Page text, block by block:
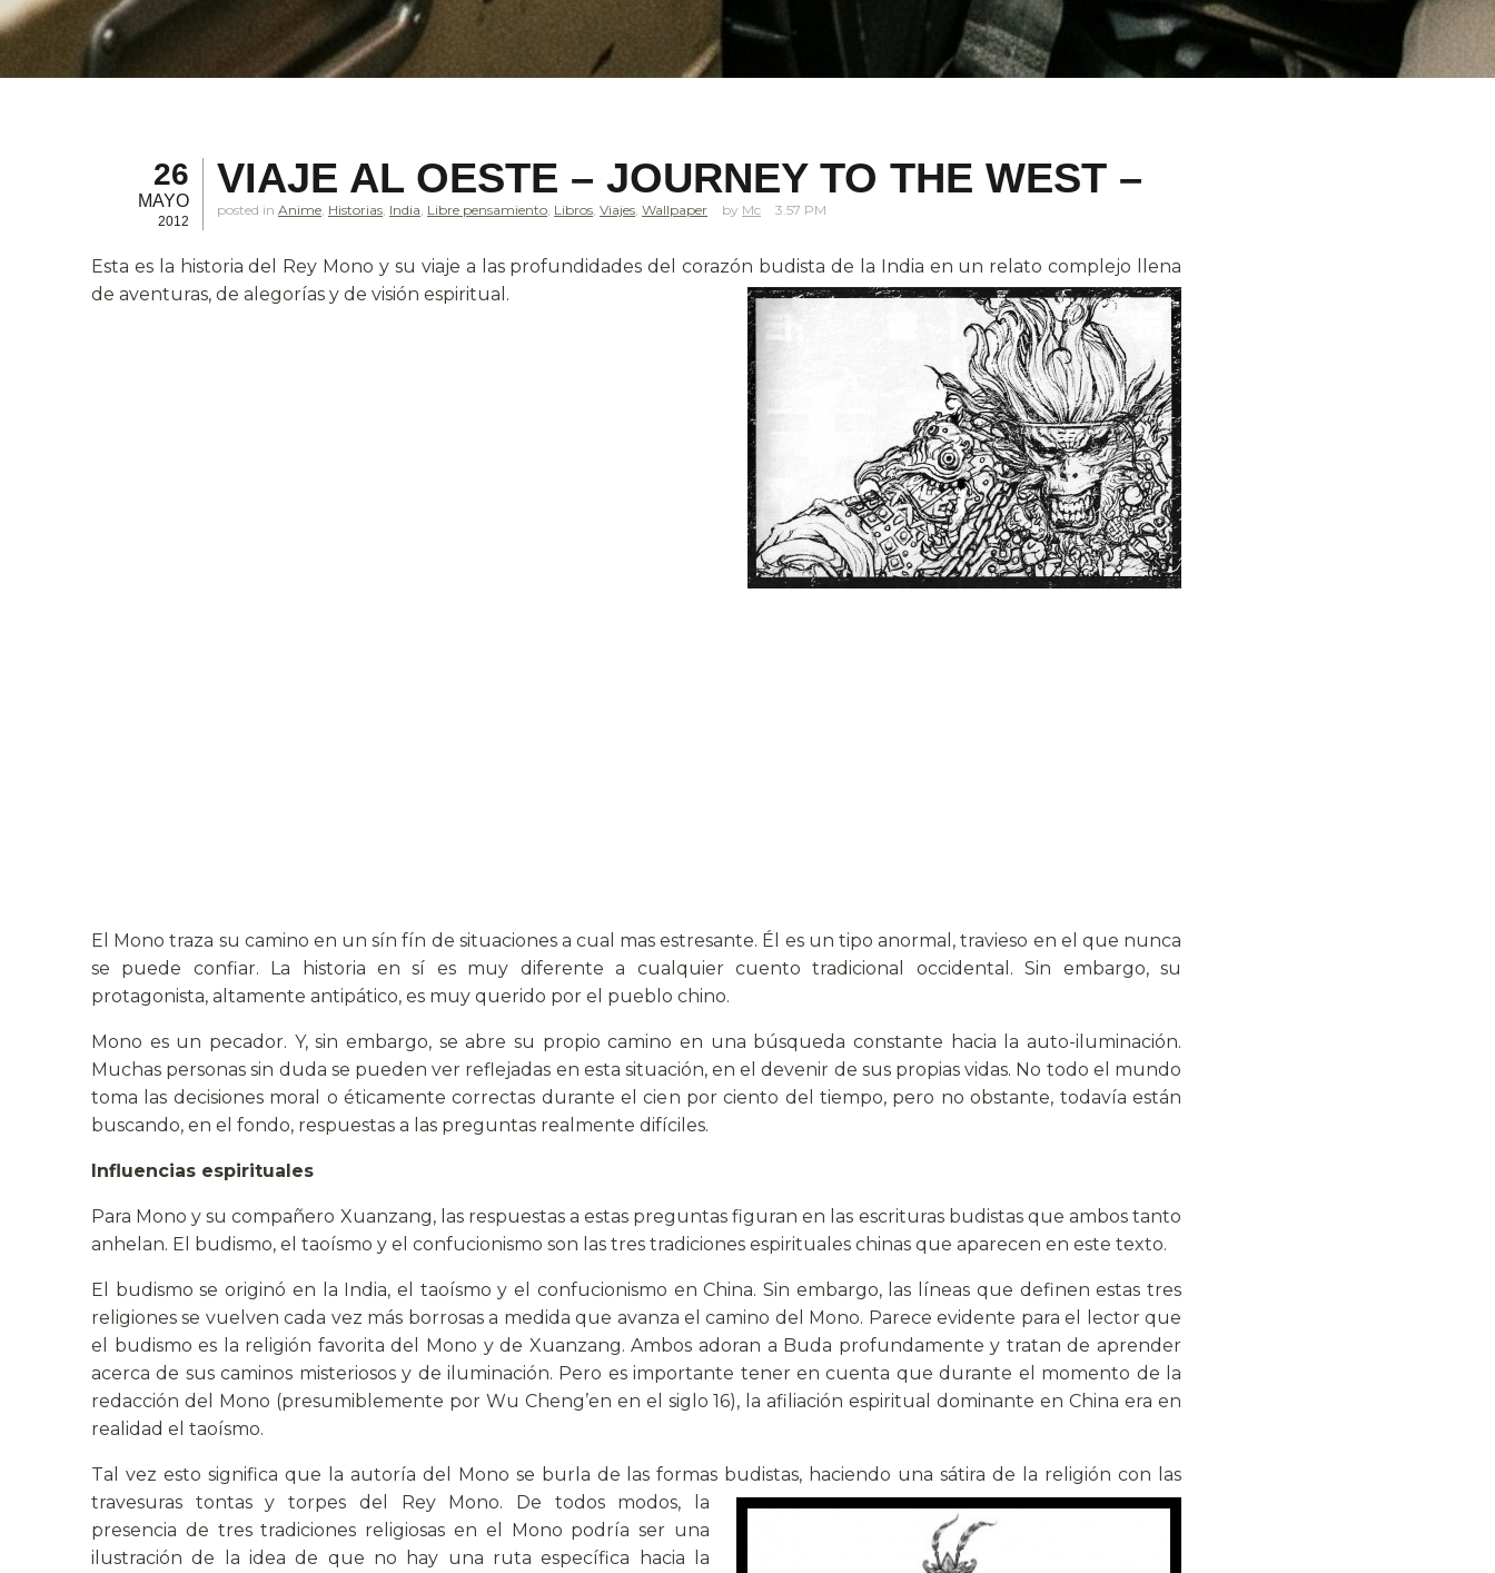
26
MAYO
2012
VIAJE AL OESTE – JOURNEY TO THE WEST –
posted in Anime, Historias, India, Libre pensamiento, Libros, Viajes, Wallpaper Mc 3.57 PM
Esta es la historia del Rey Mono y su viaje a las profundidades del corazón budista de la India en un relato complejo llena
de aventuras, de alegorías y de visión espiritual.
El Mono traza su camino en un sín fín de situaciones a cual mas estresante. Él es un tipo anormal, travieso en el que nunca
se puede confiar. La historia en sí es muy diferente a cualquier cuento tradicional occidental. Sin embargo, su
protagonista, altamente antipático, es muy querido por el pueblo chino.
Mono es un pecador. Y, sin embargo, se abre su propio camino en una búsqueda constante hacia la auto-iluminación.
Muchas personas sin duda se pueden ver reflejadas en esta situación, en el devenir de sus propias vidas. No todo el mundo
toma las decisiones moral o éticamente correctas durante el cien por ciento del tiempo, pero no obstante, todavía están
buscando, en el fondo, respuestas a las preguntas realmente difíciles.
Influencias espirituales
Para Mono y su compañero Xuanzang, las respuestas a estas preguntas figuran en las escrituras budistas que ambos tanto
anhelan. El budismo, el taoísmo y el confucionismo son las tres tradiciones espirituales chinas que aparecen en este texto.
El budismo se originó en la India, el taoísmo y el confucionismo en China. Sin embargo, las líneas que definen estas tres
religiones se vuelven cada vez más borrosas a medida que avanza el camino del Mono. Parece evidente para el lector que
el budismo es la religión favorita del Mono y de Xuanzang. Ambos adoran a Buda profundamente y tratan de aprender
acerca de sus caminos misteriosos y de iluminación. Pero es importante tener en cuenta que durante el momento de la
redacción del Mono (presumiblemente por Wu Cheng’en en el siglo 16), la afiliación espiritual dominante en China era en
realidad el taoísmo.
Tal vez esto significa que la autoría del Mono se burla de las formas budistas, haciendo una sátira de la religión con las
travesuras tontas y torpes del Rey Mono. De todos modos,
la
presencia de tres tradiciones religiosas en el Mono podría ser una
ilustración de la idea de que no hay una ruta específica hacia la